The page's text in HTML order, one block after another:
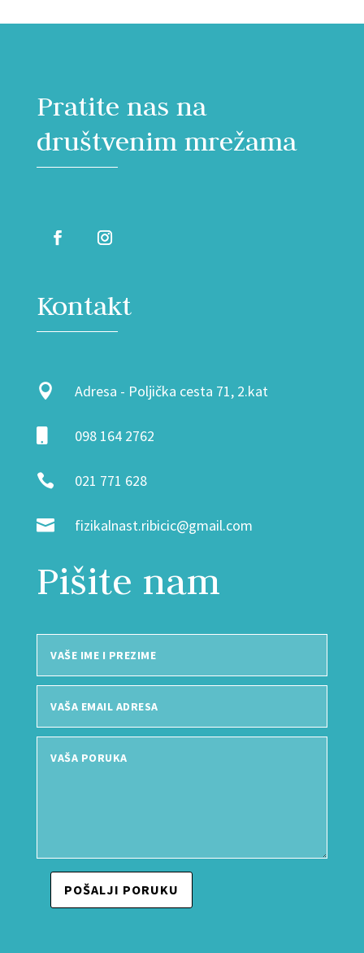
Pratite nas na
društvenim mrežama
Kontakt
 Adresa - Poljička cesta 71, 2.kat
098 164 2762
 021 771 628
 fizikalnast.ribicic@gmail.com
Pišite nam
POŠALJI PORUKU